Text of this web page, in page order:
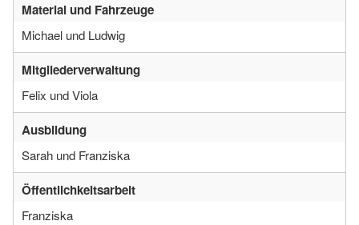
Material und Fahrzeuge
Michael und Ludwig
Mitgliederverwaltung
Felix und Viola
Ausbildung
Sarah und Franziska
Öffentlichkeitsarbeit
Franziska